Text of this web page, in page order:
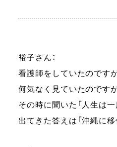
裕子さん：
看護師をしていたのです
何気なく見ていたのです
その時に聞いた「人生は
出てきた答えは「沖縄に移